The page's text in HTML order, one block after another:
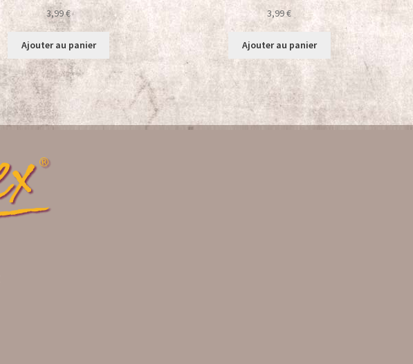
3,99€
Ajouter au panier
3,99€
Ajouter au panier